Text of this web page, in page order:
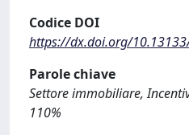
Codice DOI
https://dx.doi.org/
Parole chiave
Settore immobiliare,
110%